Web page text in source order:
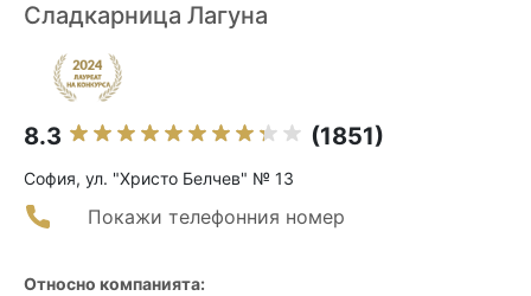
Сладкарница Лагуна
8.3 (1851)
София, ул. "Христо Белчев" № 13
Покажи телефонния номер
Относно компанията: